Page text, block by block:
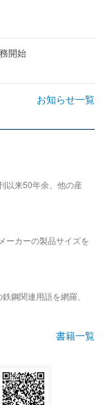
開始
お知らせ一覧
以来50年余、他の産
ーカーの製品サイズを
鋼関連用語を網羅、
書籍一覧